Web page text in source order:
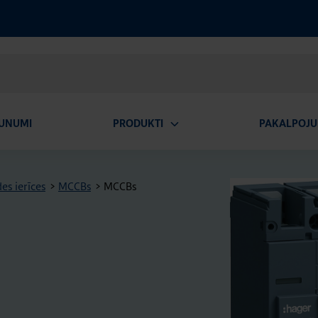
PRODUKTI
ierīces > MCCBs > MCCBs